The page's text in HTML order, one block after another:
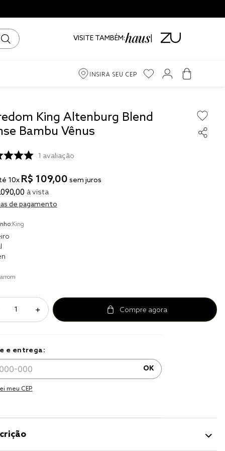
VISITE TAMBÉM:
INSIRA SEU CEP
King Altenburg Blend
Bambu Vênus
1 avaliação
10x R$ 109,00 sem juros
.090,00 à vista
de pagamento
King
＋
e entrega:
OK
meu CEP.